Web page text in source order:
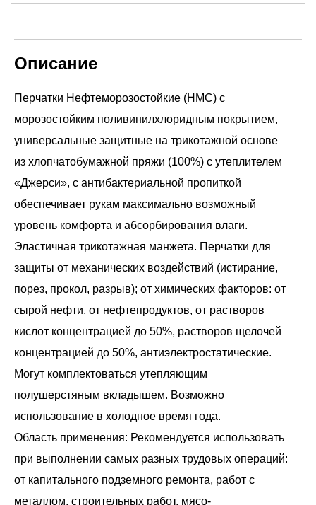
Описание
Перчатки Нефтеморозостойкие (НМС) с
морозостойким поливинилхлоридным покрытием,
универсальные защитные на трикотажной основе
из хлопчатобумажной пряжи (100%) с утеплителем
«Джерси», с антибактериальной пропиткой
обеспечивает рукам максимально возможный
уровень комфорта и абсорбирования влаги.
Эластичная трикотажная манжета. Перчатки для
защиты от механических воздействий (истирание,
порез, прокол, разрыв); от химических факторов: от
сырой нефти, от нефтепродуктов, от растворов
кислот концентрацией до 50%, растворов щелочей
концентрацией до 50%, антиэлектростатические.
Могут комплектоваться утепляющим
полушерстяным вкладышем. Возможно
использование в холодное время года.
Область применения: Рекомендуется использовать
при выполнении самых разных трудовых операций:
от капитального подземного ремонта, работ с
металлом, строительных работ, мясо-